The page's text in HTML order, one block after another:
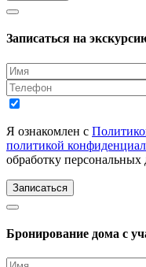
Записаться на
Я ознакомлен с
политикой
обработку
Записаться
Бронирование дома с